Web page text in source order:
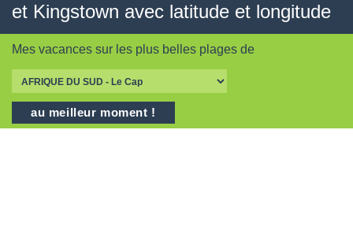
et Kingstown avec latitude et longitude
Mes vacances sur les plus belles plages de
au meilleur moment !